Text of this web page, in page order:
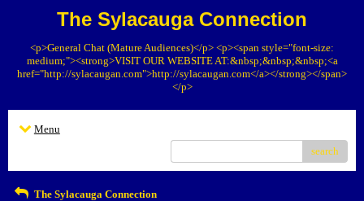
The Sylacauga Connection
<p>General Chat (Mature Audiences)</p> <p><span style="font-size:
medium;"><strong>VISIT OUR WEBSITE AT:&nbsp;&nbsp;&nbsp;<a
href="http://sylacaugan.com">http://sylacaugan.com</a></strong></span>
</p>
Menu
search
The Sylacauga Connection